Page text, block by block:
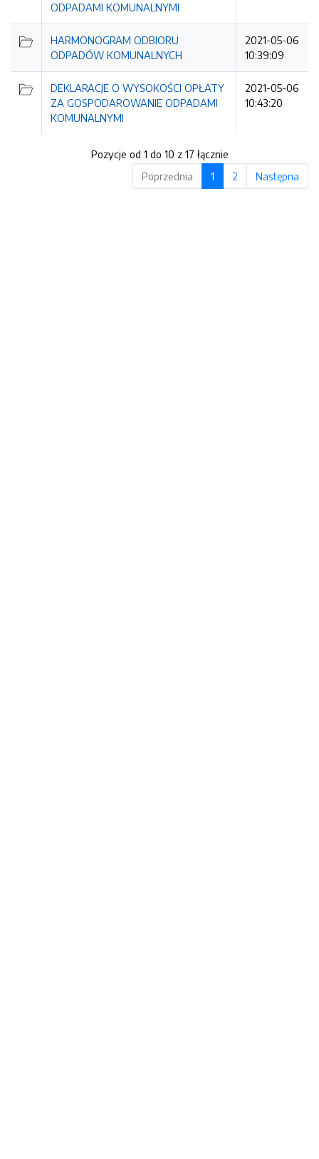
ODPADAMI KOMUNALNYMI
HARMONOGRAM ODBIORU
ODPADÓW KOMUNALNYCH
2021-05-06
10:39:09
DEKLARACJE O WYSOKOŚCI OPŁATY
ZA GOSPODAROWANIE ODPADAMI
KOMUNALNYMI
2021-05-06
10:43:20
Pozycje od 1 do 10 z 17 łącznie
Poprzednia
1 2 Następna